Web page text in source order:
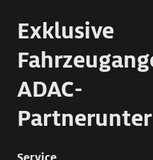
Exklusive
ADAC-